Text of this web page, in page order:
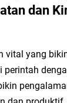
dan
vital yang